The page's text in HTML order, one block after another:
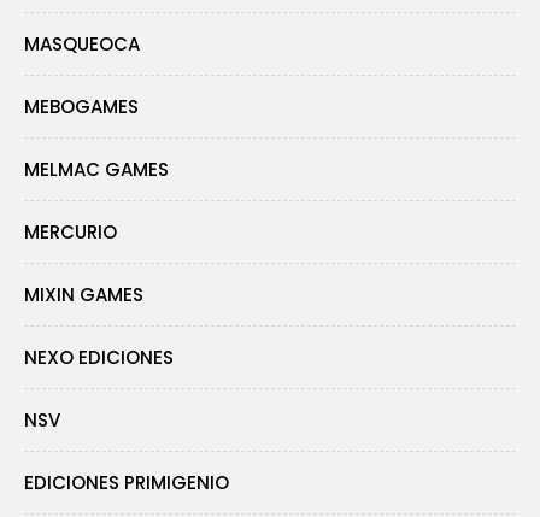
MASQUEOCA
MEBOGAMES
MELMAC GAMES
MERCURIO
MIXIN GAMES
NEXO EDICIONES
NSV
EDICIONES PRIMIGENIO